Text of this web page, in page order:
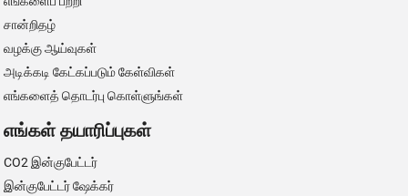
சான்றிதழ்
வழக்கு ஆய்வுகள்
அடிக்கடி கேட்கப்படும் கேள்விகள்
எங்களைத் தொடர்பு கொள்ளுங்கள்
எங்கள் தயாரிப்புகள்
CO2 இன்குபேட்டர்
இன்குபேட்டர் ஷேக்கர்